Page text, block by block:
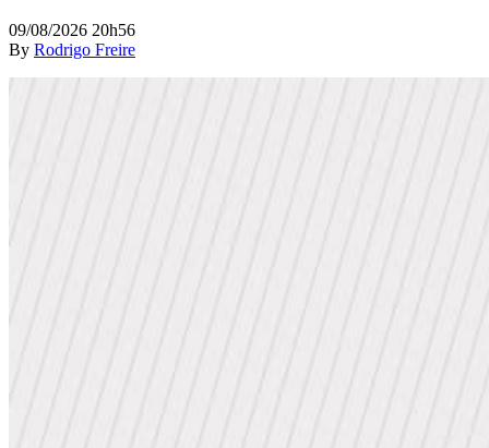
09/08/2026 20h56
By Rodrigo Freire